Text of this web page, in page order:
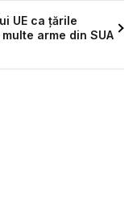
UE ca țările
arme din SUA